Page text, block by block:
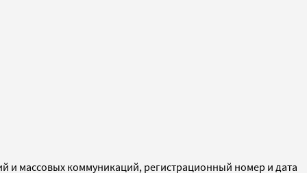
и массовых коммуникаций, регистрационный номер и дата